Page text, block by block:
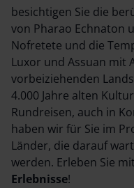
besichtigen Sie die
von Pharao Echnaton
Nofretete und die
Luxor und Assuan mit
vorbeiziehenden
4.000 Jahre alten
Rundreisen, auch in
haben wir für Sie im
Länder, die darauf
werden. Erleben Sie
Erlebnisse!